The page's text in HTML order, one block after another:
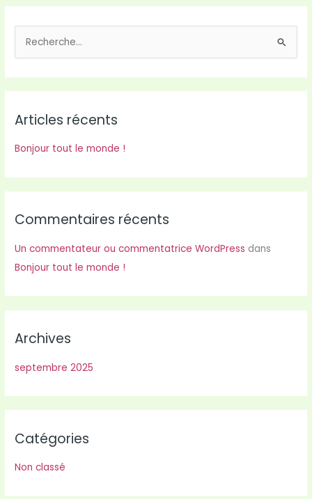
e
c
e
h
e
r
:
Articles récents
Bonjour tout le monde !
Commentaires récents
Un commentateur ou commentatrice WordPress dans
Bonjour tout le monde !
Archives
septembre 2025
Catégories
Non classé